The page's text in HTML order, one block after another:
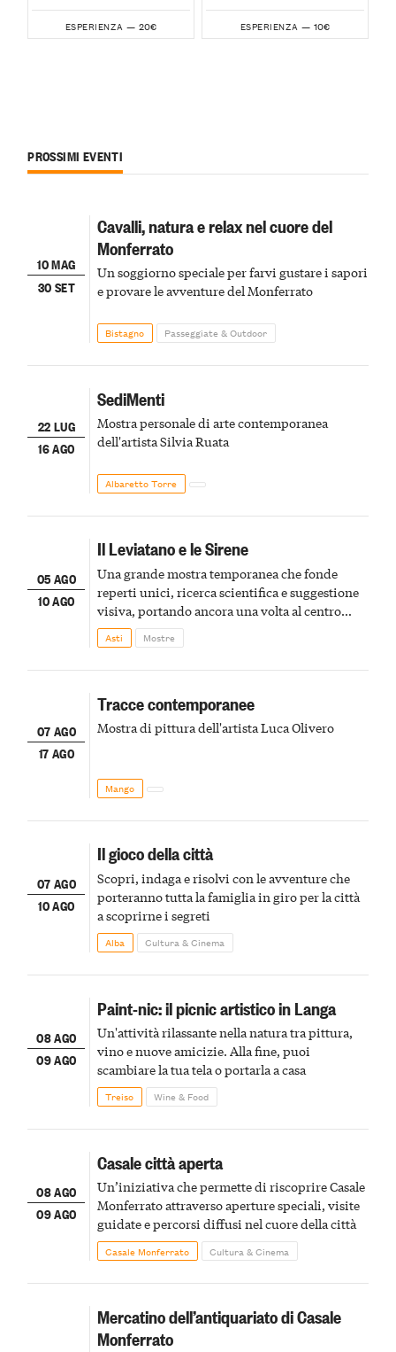
ESPERIENZA — 20€ ESPERIENZA — 10€
PROSSIMI EVENTI
10 MAG
30 SET
Cavalli, natura e relax nel cuore del
Monferrato
Un soggiorno speciale per farvi gustare i sapori
e provare le avventure del Monferrato
Bistagno Passeggiate & Outdoor
22 LUG
16 AGO
SediMenti
Mostra personale di arte contemporanea
dell'artista Silvia Ruata
Albaretto Torre
05 AGO
10 AGO
Il Leviatano e le Sirene
Una grande mostra temporanea che fonde
reperti unici, ricerca scientifica e suggestione
visiva, portando ancora una volta al centro
della scena le meraviglie del passato astigiano
Asti Mostre
07 AGO
17 AGO
Tracce contemporanee
Mostra di pittura dell'artista Luca Olivero
Mango
07 AGO
10 AGO
Il gioco della città
Scopri, indaga e risolvi con le avventure che
porteranno tutta la famiglia in giro per la città
a scoprirne i segreti
Alba Cultura & Cinema
08 AGO
09 AGO
Paint-nic: il picnic artistico in Langa
Un'attività rilassante nella natura tra pittura,
vino e nuove amicizie. Alla fine, puoi
scambiare la tua tela o portarla a casa
Treiso Wine & Food
08 AGO
09 AGO
Casale città aperta
Un’iniziativa che permette di riscoprire Casale
Monferrato attraverso aperture speciali, visite
guidate e percorsi diffusi nel cuore della città
Casale Monferrato Cultura & Cinema
Mercatino dell’antiquariato di Casale
Monferrato